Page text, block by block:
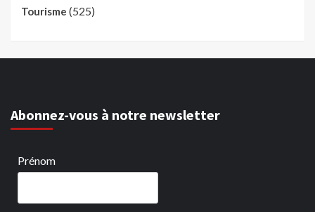
Tourisme (525)
Abonnez-vous à notre newsletter
Prénom